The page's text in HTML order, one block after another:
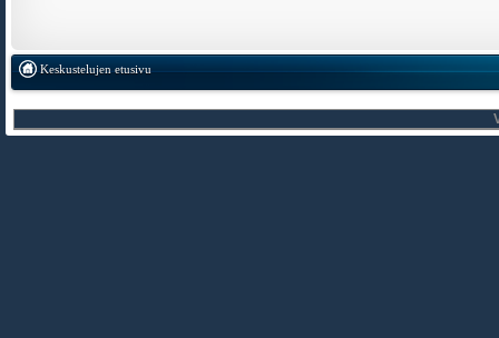
Keskustelujen etusivu